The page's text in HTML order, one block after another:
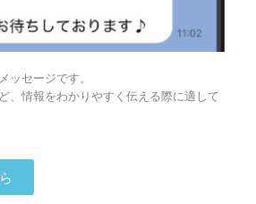
ッセージです。
、情報をわかりやすく伝える際に適して